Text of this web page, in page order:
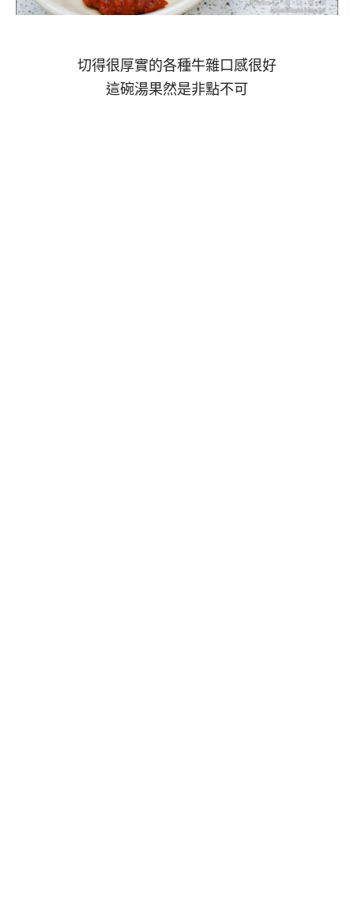
切得很厚實的各種牛雜口感很好
這碗湯果然是非點不可